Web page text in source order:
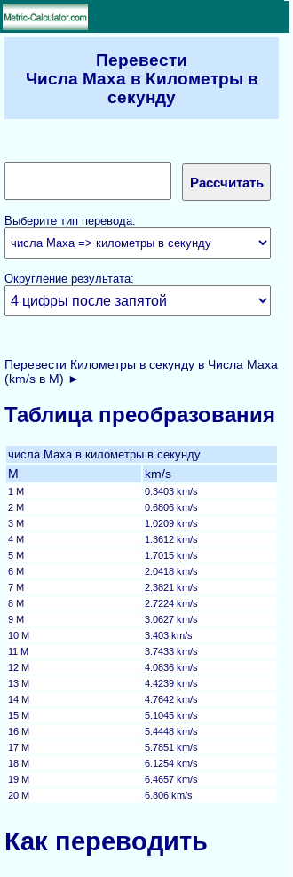
Перевести
Числа Маха в Километры в
секунду
Выберите тип перевода:
Округление результата:
Перевести Километры в секунду в Числа Маха
(km/s в M) ►
Таблица преобразования
числа Маха в километры в секунду
M km/s
1 M
0.3403 km/s
2 M
0.6806 km/s
3 M
1.0209 km/s
4 M
1.3612 km/s
5 M
1.7015 km/s
6 M
2.0418 km/s
7 M
2.3821 km/s
8 M
2.7224 km/s
9 M
3.0627 km/s
10 M
3.403 km/s
11 M
3.7433 km/s
12 M
4.0836 km/s
13 M
4.4239 km/s
14 M
4.7642 km/s
15 M
5.1045 km/s
16 M
5.4448 km/s
17 M
5.7851 km/s
18 M
6.1254 km/s
19 M
6.4657 km/s
20 M
6.806 km/s
Как переводить